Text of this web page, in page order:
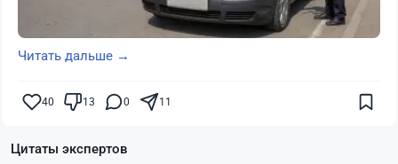
Читать дальше →
40 13 0 11
Цитаты экспертов